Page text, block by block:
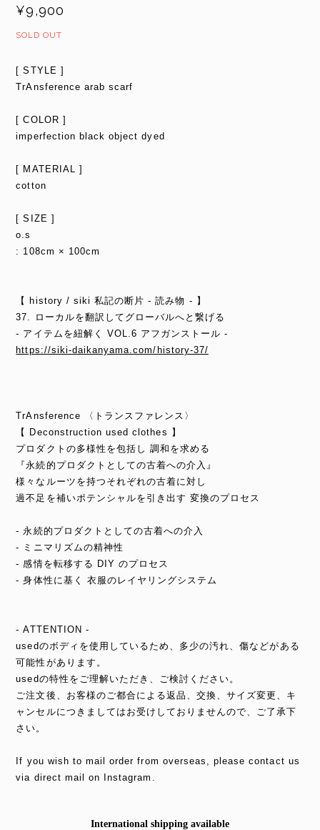
¥9,900
SOLD OUT
[ STYLE ]
TrAnsference arab scarf
[ COLOR ]
imperfection black object dyed
[ MATERIAL ]
cotton
[ SIZE ]
o.s
: 108cm × 100cm
【 history / siki 私記の断片 - 読み物 - 】
37. ローカルを翻訳してグローバルへと繋げる
- アイテムを紐解く VOL.6 アフガンストール -
https://siki-daikanyama.com/history-37/
TrAnsference 〈トランスファレンス〉
【 Deconstruction used clothes 】
プロダクトの多様性を包括し 調和を求める
『永続的プロダクトとしての古着への介入』
様々なルーツを持つそれぞれの古着に対し
過不足を補いポテンシャルを引き出す 変換のプロセス
- 永続的プロダクトとしての古着への介入
- ミニマリズムの精神性
- 感情を転移する DIY のプロセス
- 身体性に基く 衣服のレイヤリングシステム
- ATTENTION -
usedのボディを使用しているため、多少の汚れ、傷などがある
可能性があります。
usedの特性をご理解いただき、ご検討ください。
ご注文後、お客様のご都合による返品、交換、サイズ変更、キ
ャンセルにつきましてはお受けしておりませんので、ご了承下
さい。
If you wish to mail order from overseas, please contact us
via direct mail on Instagram.
International shipping available